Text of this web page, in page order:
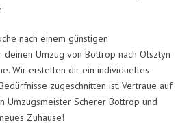
nach einem günstigen
deinen Umzug von Bottrop nach Olsztyn
Wir erstellen dir ein individuelles
zugeschnitten ist. Vertraue auf
Umzugsmeister Scherer Bottrop und
Zuhause!